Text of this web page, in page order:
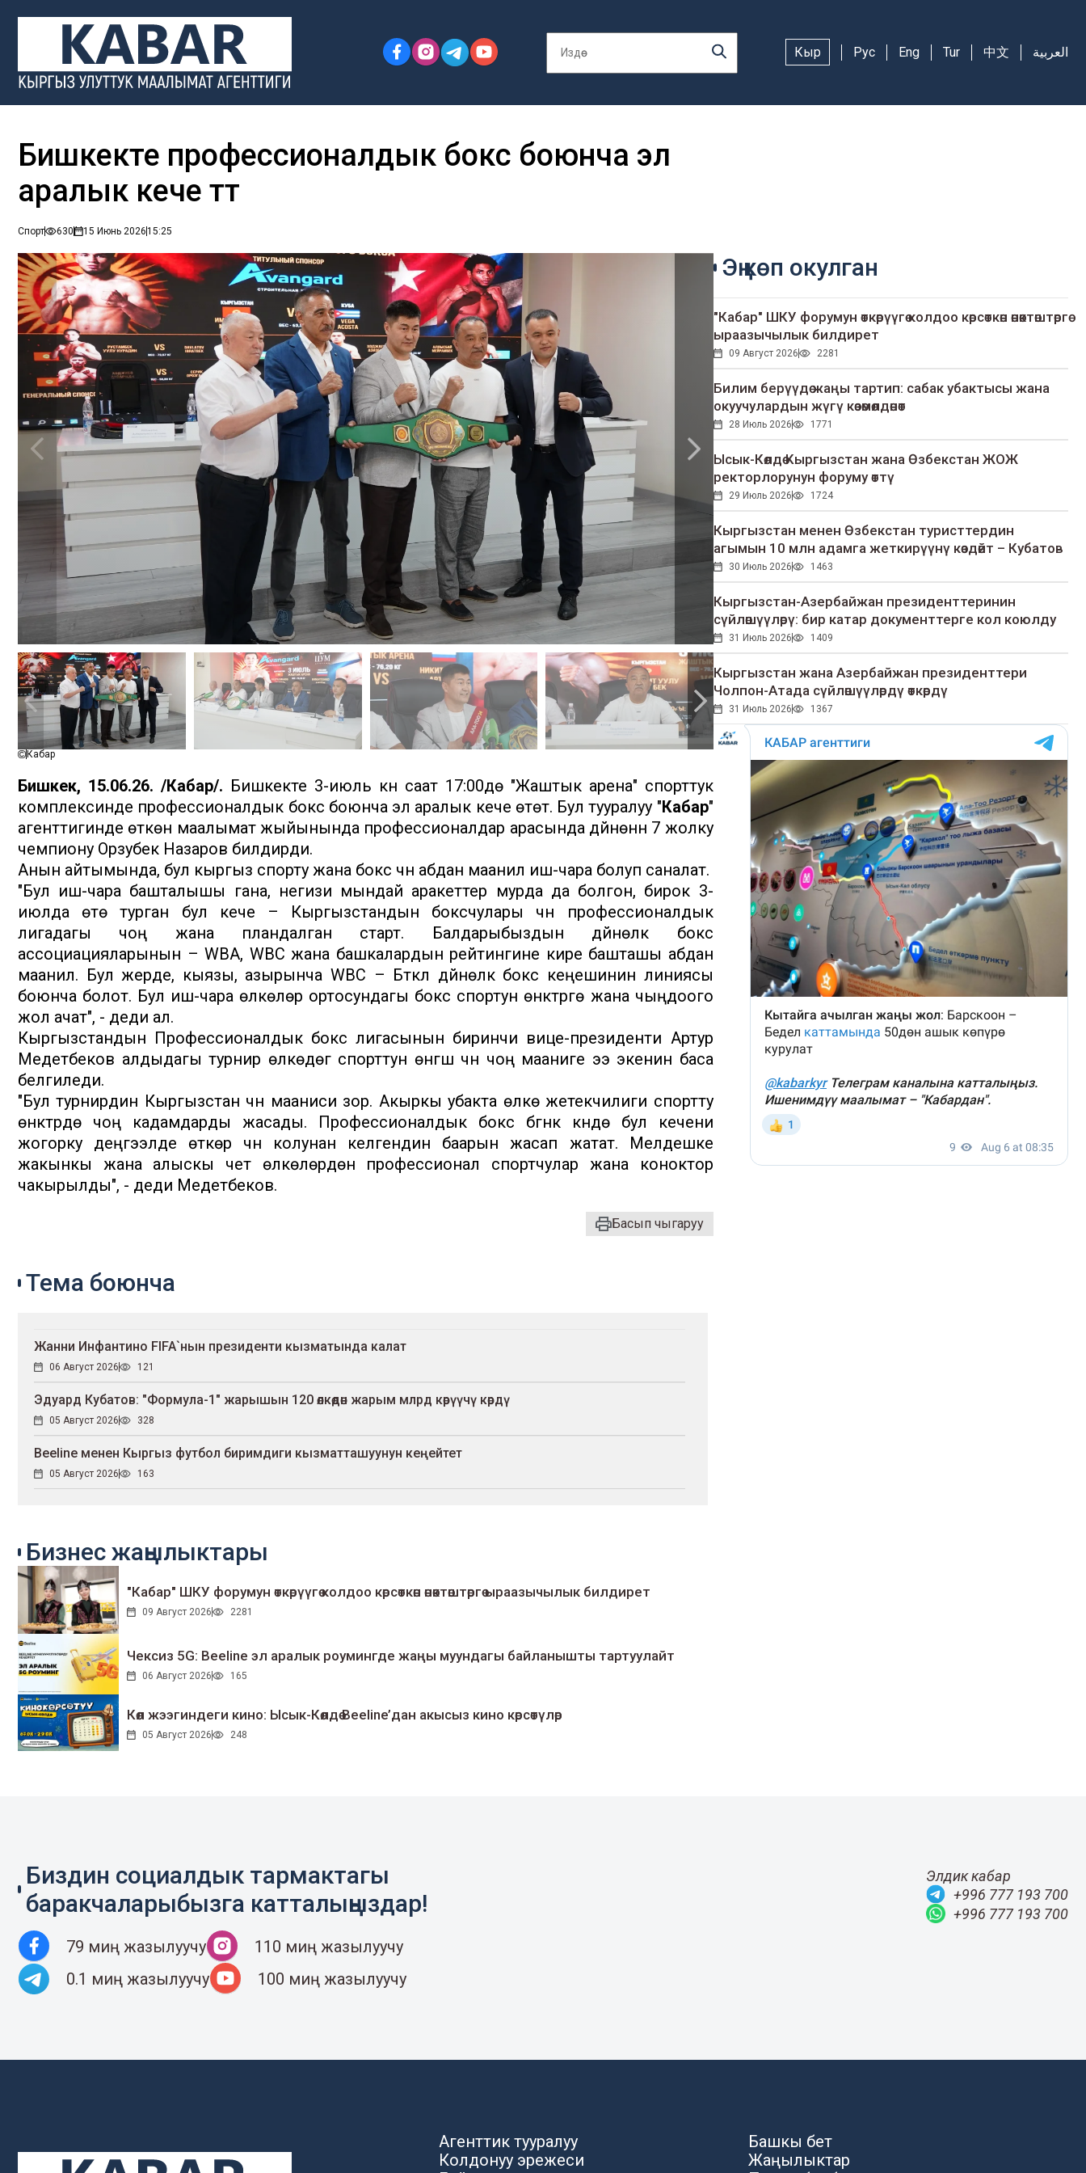
Кыр Рус Eng Tur 中文 العربية
Бишкекте профессионалдык бокс боюнча эл
аралык кече өтөт
Спорт 630 15 Июнь 202615:25
Кабар
Бишкек, 15.06.26. /Кабар/. Бишкекте 3-июль күнү саат 17:00дө "Жаштык арена" спорттук
комплексинде профессионалдык бокс боюнча эл аралык кече өтөт. Бул тууралуу "Кабар"
агенттигинде өткөн маалымат жыйынында профессионалдар арасында дүйнөнүн 7 жолку
чемпиону Орзубек Назаров билдирди.
Анын айтымында, бул кыргыз спорту жана бокс үчүн абдан маанилүү иш-чара болуп саналат.
"Бул иш-чара башталышы гана, негизи мындай аракеттер мурда да болгон, бирок 3-
июлда өтө турган бул кече – Кыргызстандын боксчулары үчүн профессионалдык
лигадагы чоң жана пландалган старт. Балдарыбыздын дүйнөлүк бокс
ассоциацияларынын – WBA, WBC жана башкалардын рейтингине кире башташы абдан
маанилүү. Бул жерде, кыязы, азырынча WBC – Бүткүл дүйнөлүк бокс кеңешинин линиясы
боюнча болот. Бул иш-чара өлкөлөр ортосундагы бокс спортун өнүктүрүүгө жана чыңдоого
жол ачат", - деди ал.
Кыргызстандын Профессионалдык бокс лигасынын биринчи вице-президенти Артур
Медетбеков алдыдагы турнир өлкөдөгү спорттун өнүгүшү үчүн чоң мааниге ээ экенин баса
белгиледи.
"Бул турнирдин Кыргызстан үчүн мааниси зор. Акыркы убакта өлкө жетекчилиги спортту
өнүктүрүүдө чоң кадамдарды жасады. Профессионалдык бокс бүгүнкү күндө бул кечени
жогорку деңгээлде өткөрүү үчүн колунан келгендин баарын жасап жатат. Мелдешке
жакынкы жана алыскы чет өлкөлөрдөн профессионал спортчулар жана коноктор
чакырылды", - деди Медетбеков.
Басып чыгаруу
Эң көп окулган
"Кабар" ШКУ форумун өткөрүүгө колдоо көрсөткөн өнөктөштөргө
ыраазычылык билдирет
09 Август 2026 2281
Билим берүүдө жаңы тартип: сабак убактысы жана
окуучулардын жүгү көзөмөлдөнөт
28 Июль 2026 1771
Ысык-Көлдө Кыргызстан жана Өзбекстан ЖОЖ
ректорлорунун форуму өттү
29 Июль 2026 1724
Кыргызстан менен Өзбекстан туристтердин
агымын 10 млн адамга жеткирүүнү көздөйт – Кубатов
30 Июль 2026 1463
Кыргызстан-Азербайжан президенттеринин
сүйлөшүүлөрү: бир катар документтерге кол коюлду
31 Июль 2026 1409
Кыргызстан жана Азербайжан президенттери
Чолпон-Атада сүйлөшүүлөрдү өткөрдү
31 Июль 2026 1367
Тема боюнча
Жанни Инфантино FIFA`нын президенти кызматында калат
06 Август 2026 121
Эдуард Кубатов: "Формула-1" жарышын 120 өлкөдөн жарым млрд көрүүчү көрдү
05 Август 2026 328
Beeline менен Кыргыз футбол биримдиги кызматташуунун кеңейтет
05 Август 2026 163
Бизнес жаңылыктары
"Кабар" ШКУ форумун өткөрүүгө колдоо көрсөткөн өнөктөштөргө ыраазычылык билдирет
09 Август 2026 2281
Чексиз 5G: Beeline эл аралык роумингде жаңы муундагы байланышты тартуулайт
06 Август 2026 165
Көл жээгиндеги кино: Ысык-Көлдө Beeline’дан акысыз кино көрсөтүлөр
05 Август 2026 248
Биздин социалдык тармактагы
баракчаларыбызга катталыңыздар!
79 миң жазылуучу
110 миң жазылуучу
0.1 миң жазылуучу
100 миң жазылуучу
Элдик кабар
+996 777 193 700
+996 777 193 700
Агенттик тууралуу
Колдонуу эрежеси
Башкы бет
Жаңылыктар